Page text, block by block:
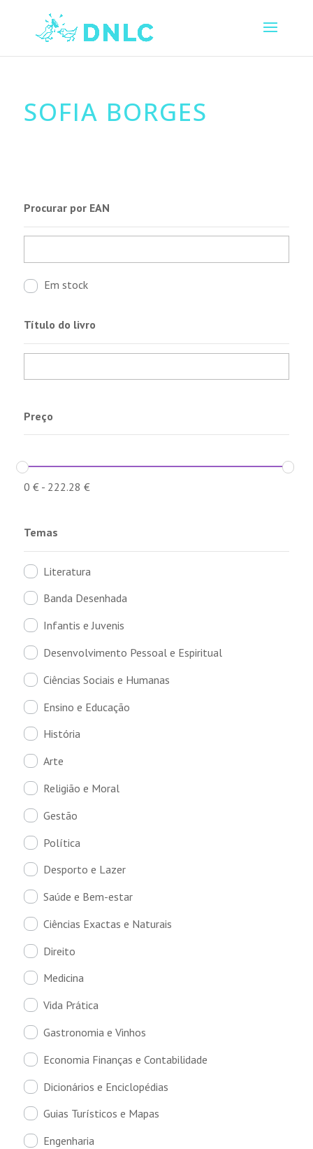
SOFIA BORGES
Procurar por EAN
Em stock
Título do livro
Preço
0 €- 222.28 €
Temas
Literatura
Banda Desenhada
Infantis e Juvenis
Desenvolvimento Pessoal e Espiritual
Ciências Sociais e Humanas
Ensino e Educação
História
Arte
Religião e Moral
Gestão
Política
Desporto e Lazer
Saúde e Bem-estar
Ciências Exactas e Naturais
Direito
Medicina
Vida Prática
Gastronomia e Vinhos
Economia Finanças e Contabilidade
Dicionários e Enciclopédias
Guias Turísticos e Mapas
Engenharia